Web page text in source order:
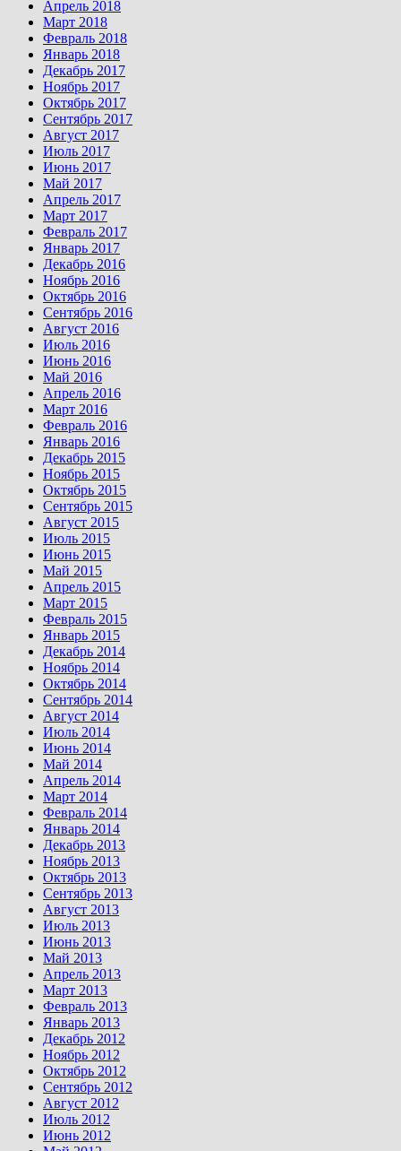
Апрель 2018
Март 2018
Февраль 2018
Январь 2018
Декабрь 2017
Ноябрь 2017
Октябрь 2017
Сентябрь 2017
Август 2017
Июль 2017
Июнь 2017
Май 2017
Апрель 2017
Март 2017
Февраль 2017
Январь 2017
Декабрь 2016
Ноябрь 2016
Октябрь 2016
Сентябрь 2016
Август 2016
Июль 2016
Июнь 2016
Май 2016
Апрель 2016
Март 2016
Февраль 2016
Январь 2016
Декабрь 2015
Ноябрь 2015
Октябрь 2015
Сентябрь 2015
Август 2015
Июль 2015
Июнь 2015
Май 2015
Апрель 2015
Март 2015
Февраль 2015
Январь 2015
Декабрь 2014
Ноябрь 2014
Октябрь 2014
Сентябрь 2014
Август 2014
Июль 2014
Июнь 2014
Май 2014
Апрель 2014
Март 2014
Февраль 2014
Январь 2014
Декабрь 2013
Ноябрь 2013
Октябрь 2013
Сентябрь 2013
Август 2013
Июль 2013
Июнь 2013
Май 2013
Апрель 2013
Март 2013
Февраль 2013
Январь 2013
Декабрь 2012
Ноябрь 2012
Октябрь 2012
Сентябрь 2012
Август 2012
Июль 2012
Июнь 2012